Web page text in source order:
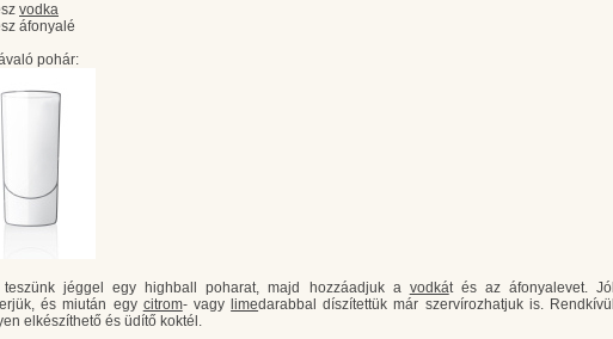
vodka
áfonyalé
pohár:
teszünk jéggel egy highball poharat, majd hozzáadjuk a vodkát és az áfonyalevet. Jól
és miután egy citrom- vagy limedarabbal díszítettük már szervírozhatjuk is. Rendkívül
elkészíthető és üdítő koktél.